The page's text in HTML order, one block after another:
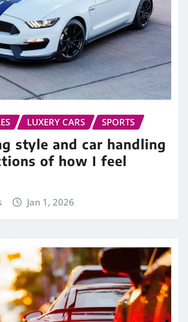
LUXERY CARS SPORTS
style and car handling
of how I feel
Jan 1, 2026